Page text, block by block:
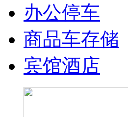
办公停车
商品车存储
宾馆酒店